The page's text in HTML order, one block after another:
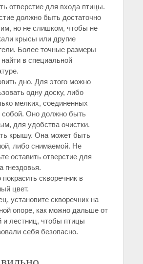
отверстие для входа птицы.
должно быть достаточно
но не слишком, чтобы не
крысы или другие
Более точные размеры
в специальной
дно. Для этого можно
одну доску, либо
мелких, соединенных
Оно должно быть
для удобства очистки.
крышу. Она может быть
либо снимаемой. Не
оставить отверстие для
гнездовья.
скворечник в
цвет.
установите скворечник на
опоре, как можно дальше от
и лестниц, чтобы птицы
себя безопасно.